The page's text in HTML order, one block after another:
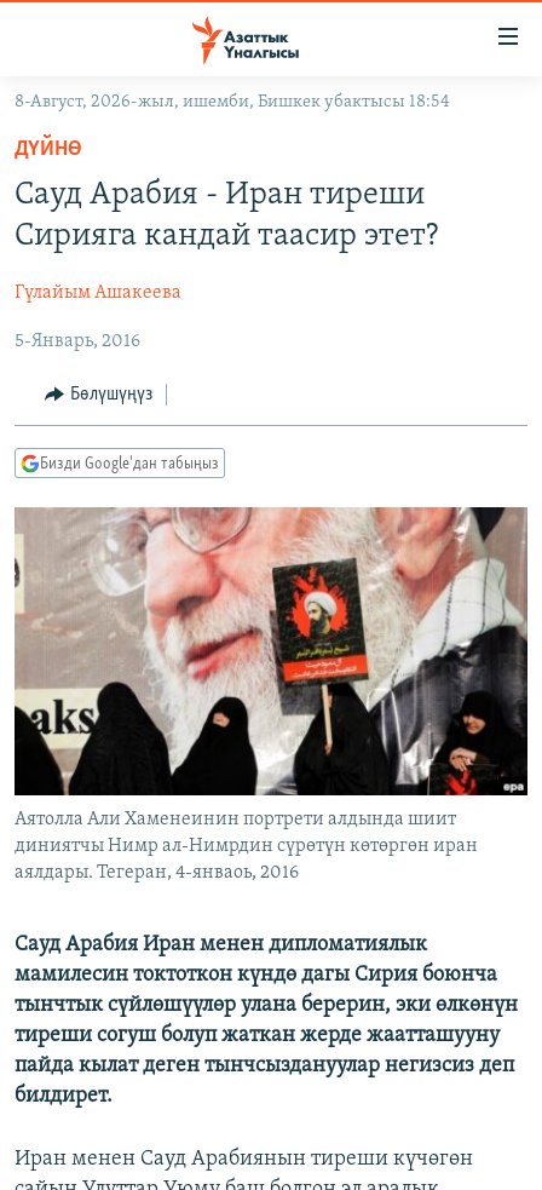
Навигацияга
өтүңүз
Издөөгө
салыңыз
ЖАҢЫЛЫКТАР
КЫРГЫЗСТАН
ЭКОНОМИКА
МАДАНИЯТ
ДҮЙНӨ
БОРБОР АЗИЯ
УКРАИНА
АТАЙЫН ИЛИКТӨӨ
ТВ ПРОГРАММАЛАР
БҮГҮН АЗАТТЫКТА
БИЗ ЖАНА ДҮЙНӨ
ДАНИСТЕ
ЭЖЕ-СИҢДИЛЕР
АЗАТТЫК+
ЫҢГАЙСЫЗ СУРООЛОР
ПОДКАСТ
ӨЗГӨЧӨ ПИКИР
ОНЛАЙН ШЕРИНЕ
ЭЕ/АРнун бардык сайттары
8-Август, 2026-жыл, ишемби, Бишкек убактысы 18:54
ДҮЙНӨ
Сауд Арабия - Иран тиреши
Сирияга кандай таасир этет?
Гүлайым Ашакеева
5-Январь, 2016
Бөлүшүңүз
Бизди Google'дан табыңыз
Аятолла Али Хаменеинин портрети алдында шиит
диниятчы Нимр ал-Нимрдин сүрөтүн көтөргөн иран
аялдары. Тегеран, 4-янваоь, 2016
Cауд Арабия Иран менен дипломатиялык
мамилесин токтоткон күндө дагы Сирия боюнча
тынчтык сүйлөшүүлөр улана берерин, эки өлкөнүн
тиреши согуш болуп жаткан жерде жаатташууну
пайда кылат деген тынчсыздануулар негизсиз деп
билдирет.
Иран менен Сауд Арабиянын тиреши күчөгөн